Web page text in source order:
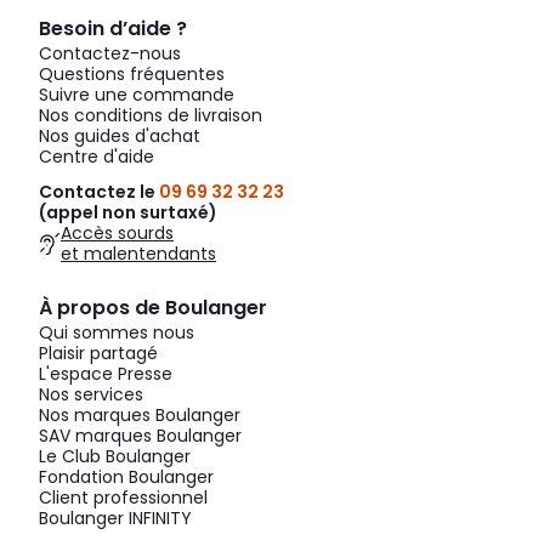
Besoin d’aide ?
Contactez-nous
Questions fréquentes
Suivre une commande
Nos conditions de livraison
Nos guides d'achat
Centre d'aide
Contactez le 09 69 32 32 23
(appel non surtaxé)
Accès sourds
et malentendants
À propos de Boulanger
Qui sommes nous
Plaisir partagé
L'espace Presse
Nos services
Nos marques Boulanger
SAV marques Boulanger
Le Club Boulanger
Fondation Boulanger
Client professionnel
Boulanger INFINITY